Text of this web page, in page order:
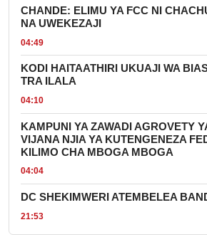
CHANDE: ELIMU YA FCC NI
NA UWEKEZAJI
04:49
KODI HAITAATHIRI UKUAJI WA
TRA ILALA
04:10
KAMPUNI YA ZAWADI AGROVETY
VIJANA NJIA YA KUTENGENEZA
KILIMO CHA MBOGA MBOGA
04:04
DC SHEKIMWERI ATEMBELEA
21:53